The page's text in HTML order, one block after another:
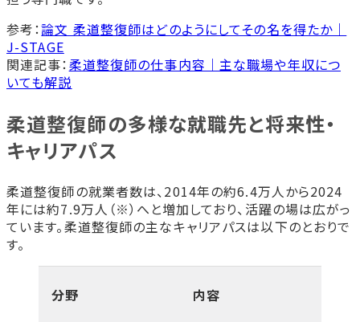
柔道整復師になるには、柔道の経験は必要
ですか？
柔道整復師になるには、最短どれくらいか
東洋医療分野を学ぶなら首都医校・大阪/名古屋医専が
おすすめ
柔道整復学科
参考：論文 柔道整復師はどのようにしてその名を得たか｜
J-STAGE
関連記事：柔道整復師の仕事内容｜主な職場や年収につ
いても解説
柔道整復師の多様な就職先と将来性・
キャリアパス
柔道整復師の就業者数は、2014年の約6.4万人から2024
年には約7.9万人（※）へと増加しており、活躍の場は広がっ
ています。柔道整復師の主なキャリアパスは以下のとおりで
す。
分野 内容